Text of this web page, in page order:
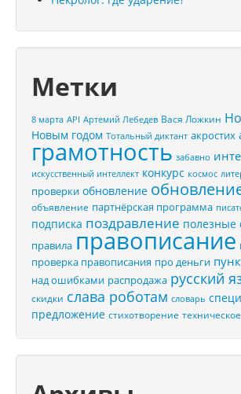
Метки
8 марта API Артемий Лебедев Вася Ложкин
Новым годом Тотальный диктант акростих
грамотность забавно
искусственный интеллект конкурс космос
проверки обновление
объявление партнёрская программа
подписка поздравление полезные
правила правописание
проверка правописания про деньги
над ошибками распродажа русский
скидки слава роботам словарь
предложение стихотворение техническое